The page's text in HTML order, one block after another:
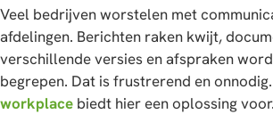
Veel bedrijven worstelen met
afdelingen. Berichten raken kwijt,
verschillende versies en afspraken
begrepen. Dat is frustrerend en
workplace biedt hier een oplossing